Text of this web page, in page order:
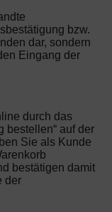
bzw.
dar, sondern
Eingang der
durch das
bestellen“ auf der
Sie als Kunde
bestätigen damit
der